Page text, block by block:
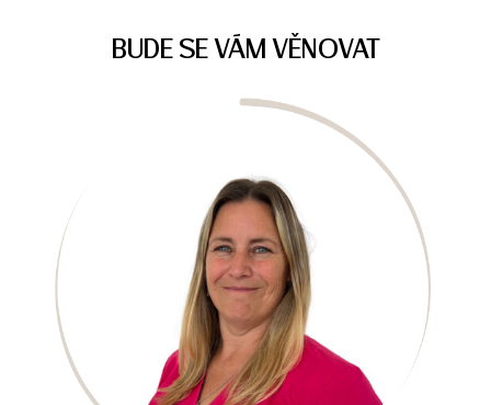
BUDE SE VÁM VĚNOVAT